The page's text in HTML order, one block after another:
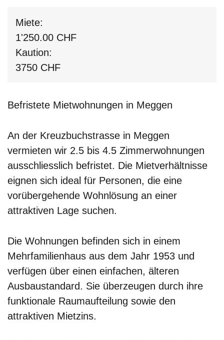
Miete:
1'250.00 CHF
Kaution:
3750 CHF
Befristete Mietwohnungen in Meggen
An der Kreuzbuchstrasse in Meggen
vermieten wir 2.5 bis 4.5 Zimmerwohnungen
ausschliesslich befristet. Die Mietverhältnisse
eignen sich ideal für Personen, die eine
vorübergehende Wohnlösung an einer
attraktiven Lage suchen.
Die Wohnungen befinden sich in einem
Mehrfamilienhaus aus dem Jahr 1953 und
verfügen über einen einfachen, älteren
Ausbaustandard. Sie überzeugen durch ihre
funktionale Raumaufteilung sowie den
attraktiven Mietzins.